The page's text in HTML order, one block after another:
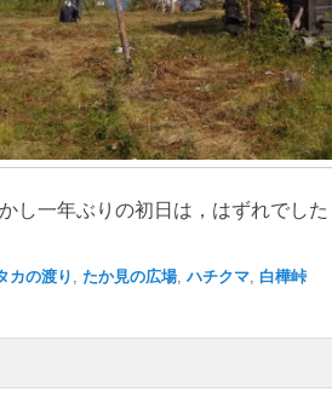
し一年ぶりの初日は，はずれでした
カの渡り たか見の広場, ハチクマ 白樺峠